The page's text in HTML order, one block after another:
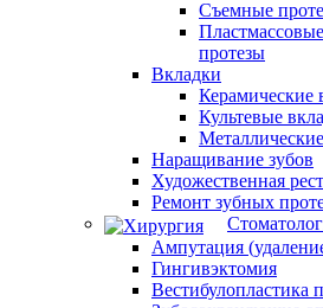
Съемные
протезы
Вкладки
Керамические
Культевые
Наращивание зубов
Художественная
Ремонт зубных
Ампутация
Гингивэктомия
Вестибулопластика